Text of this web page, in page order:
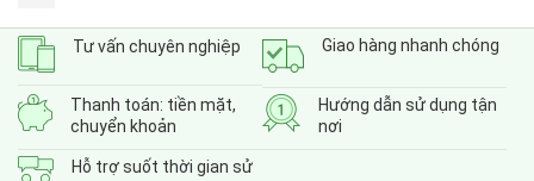
Tư vấn chuyên nghiệp Giao hàng nhanh chóng
Thanh toán: tiền mặt,
chuyển khoản
Hướng dẫn sử dụng tận
nơi
Hỗ trợ suốt thời gian sử